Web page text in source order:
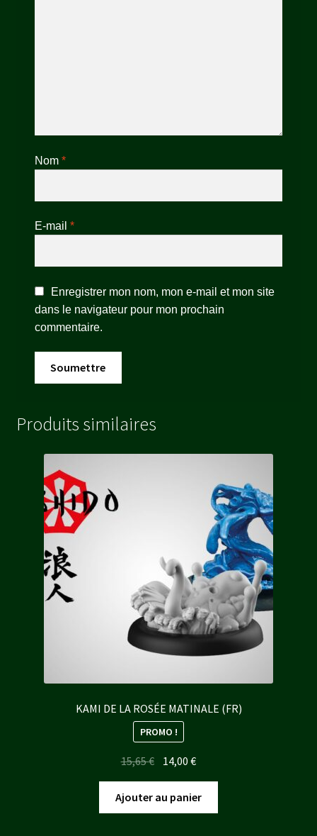
Nom *
E-mail *
Enregistrer mon nom, mon e-mail et mon site
dans le navigateur pour mon prochain
commentaire.
Produits similaires
KAMI DE LA ROSÉE MATINALE (FR)
PROMO !
15,65€ Le
prix
initial
était :
14,00€Le
prix
actuel
est :
Ajouter au panier